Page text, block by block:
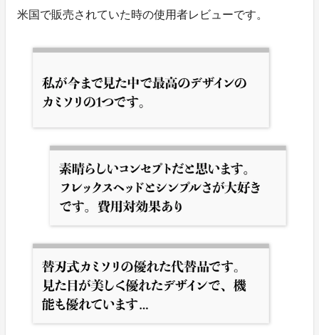
米国で販売されていた時の使用者レビューです。